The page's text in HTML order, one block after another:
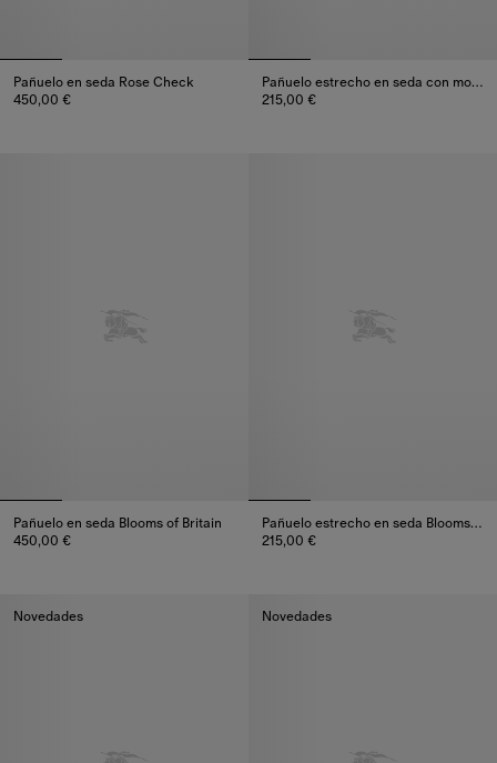
Pañuelo en seda Rose Check
450,00 €
Pañuelo estrecho en seda con motivo Rose Check
215,00 €
Pañuelo en seda Blooms of Britain
450,00 €
Pañuelo estrecho en seda Blooms of Britain
215,00 €
Novedades Novedades